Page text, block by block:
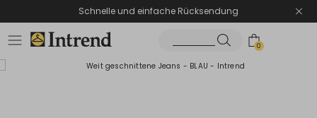
Schnelle und einfache Rücksendung
0